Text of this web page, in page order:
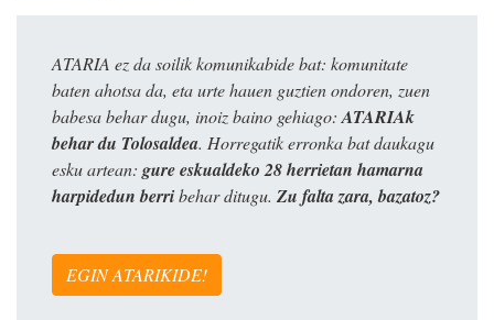
ATARIA ez da soilik komunikabide bat: komunitate
baten ahotsa da, eta urte hauen guztien ondoren, zuen
babesa behar dugu, inoiz baino gehiago: ATARIAk
behar du Tolosaldea. Horregatik erronka bat daukagu
esku artean: gure eskualdeko 28 herrietan hamarna
harpidedun berribehar ditugu. Zu falta zara, bazatoz?
EGIN ATARIKIDE!